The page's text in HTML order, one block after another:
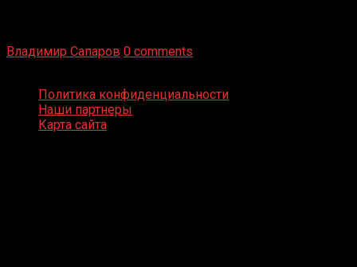
Владимир Сапаров 0 comments
Политика конфиденциальности
Наши партнеры
Карта сайта